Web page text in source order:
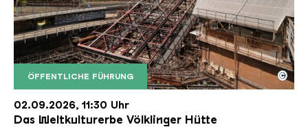
ÖFFENTLICHE FÜHRUNG
Der Erzschrägaufzug der Völklinger Hütte mit
Copyright: Weltkulturerbe Völklinger Hütte | Karl
©
02.09.2026, 11:30 Uhr
Das Weltkulturerbe Völklinger Hütte